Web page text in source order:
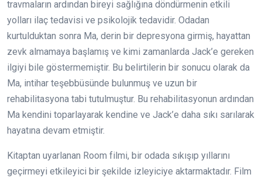
travmaların ardından bireyi sağlığına döndürmenin etkili
yolları ilaç tedavisi ve psikolojik tedavidir. Odadan
kurtulduktan sonra Ma, derin bir depresyona girmiş, hayattan
zevk almamaya başlamış ve kimi zamanlarda Jack’e gereken
ilgiyi bile göstermemiştir. Bu belirtilerin bir sonucu olarak da
Ma, intihar teşebbüsünde bulunmuş ve uzun bir
rehabilitasyona tabi tutulmuştur. Bu rehabilitasyonun ardından
Ma kendini toparlayarak kendine ve Jack’e daha sıkı sarılarak
hayatına devam etmiştir.
Kitaptan uyarlanan Room filmi, bir odada sıkışıp yıllarını
geçirmeyi etkileyici bir şekilde izleyiciye aktarmaktadır. Film